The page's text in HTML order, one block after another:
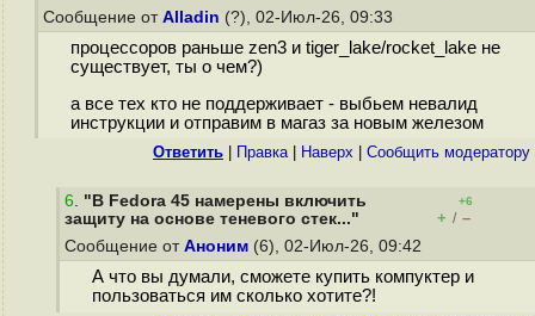
Сообщение от Alladin (?), 02-Июл-26, 09:33
процессоров раньше zen3 и tiger_lake/rocket_lake не
существует, ты о чем?)
а все тех кто не поддерживает - выбьем невалид
инструкции и отправим в магаз за новым железом
Ответить Правка| Наверх Cообщить модератору
6. "В Fedora 45 намерены включить
защиту на основе теневого стек..."
+6
+ / –
Сообщение от Аноним (6), 02-Июл-26, 09:42
А что вы думали, сможете купить компуктер и
пользоваться им сколько хотите?!